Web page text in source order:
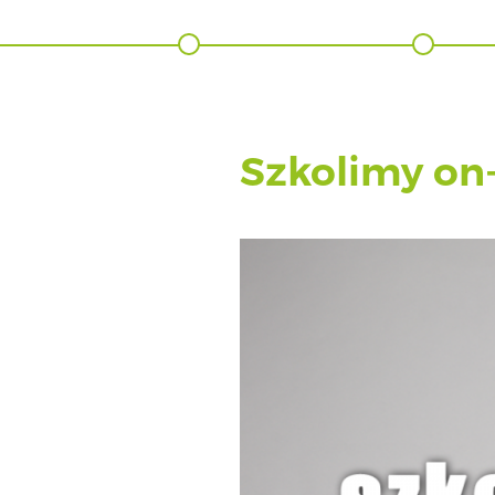
Szkolimy